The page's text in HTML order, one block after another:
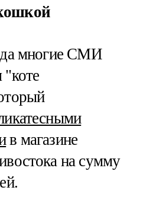
многие СМИ
в магазине
на сумму